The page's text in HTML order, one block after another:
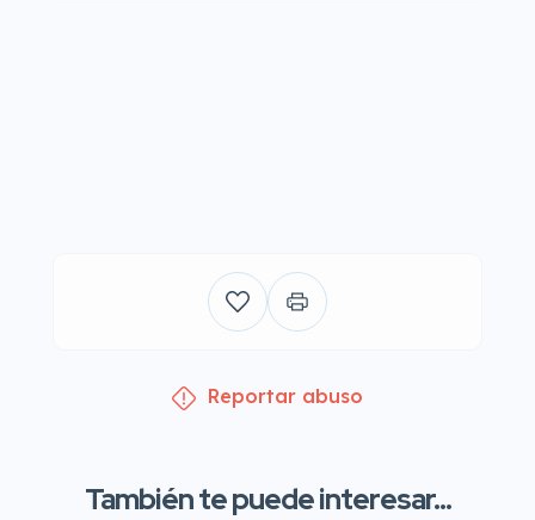
Reportar abuso
También te puede interesar...